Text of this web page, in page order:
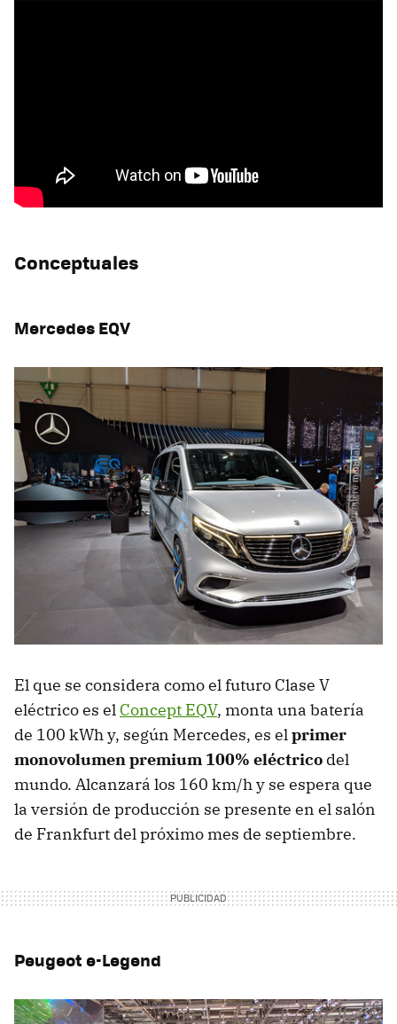
Conceptuales
Mercedes EQV
El que se considera como el futuro Clase V
eléctrico es el Concept EQV, monta una batería
de 100 kWh y, según Mercedes, es elprimer
monovolumen premium 100% eléctrico del
mundo. Alcanzará los 160 km/h y se espera que
la versión de producción se presente en el salón
de Frankfurt del próximo mes de septiembre.
Peugeot e-Legend